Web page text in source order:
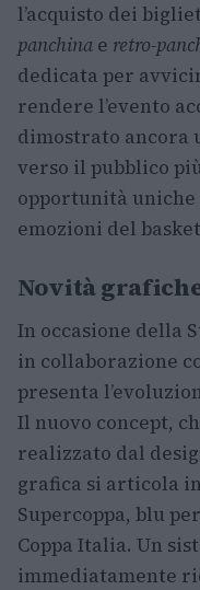
l’acquisto dei
panchina e retro-
dedicata per
rendere l’evento
dimostrato ancora
verso il pubblico
opportunità
emozioni del
Novità
In occasione della
in collaborazione
presenta
Il nuovo concept,
realizzato dal
grafica si articola
Supercoppa, blu
Coppa Italia. Un
immediatamente